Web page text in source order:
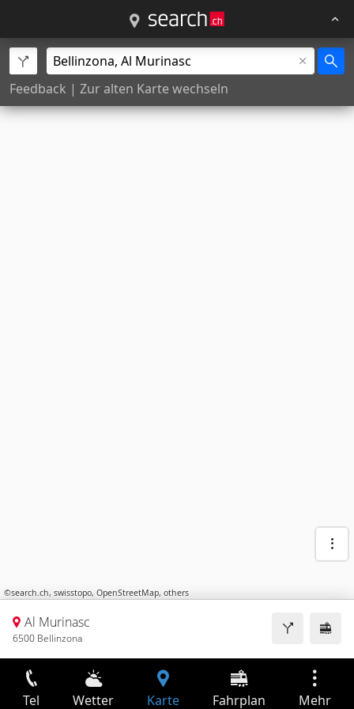
Feedback | Zur alten Karte wechseln
©search.ch, swisstopo, OpenStreetMap, others
Al Murinasc
6500 Bellinzona
Tel Wetter Karte Fahrplan Mehr